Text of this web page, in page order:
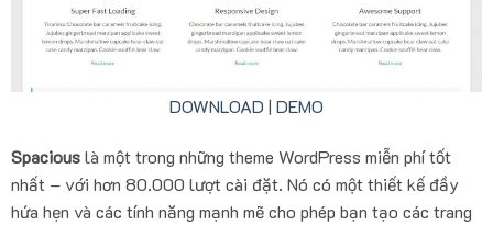
DOWNLOAD | DEMO
Spaciouslà một trong những theme WordPress miễn phí tốt
nhất – với hơn 80.000 lượt cài đặt. Nó có một thiết kế đầy
hứa hẹn và các tính năng mạnh mẽ cho phép bạn tạo các trang